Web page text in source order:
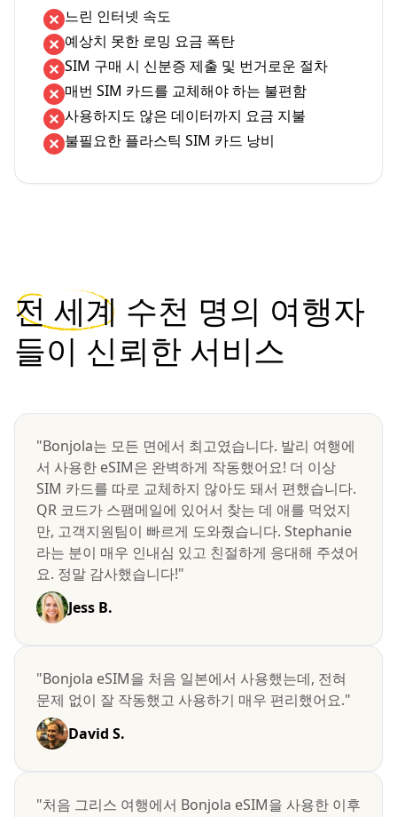
느린 인터넷 속도
예상치 못한 로밍 요금 폭탄
SIM 구매 시 신분증 제출 및 번거로운 절차
매번 SIM 카드를 교체해야 하는 불편함
사용하지도 않은 데이터까지 요금 지불
불필요한 플라스틱 SIM 카드 낭비
전 세계 수천 명의 여행자
들이 신뢰한 서비스
"Bonjola는 모든 면에서 최고였습니다. 발리 여행에
서 사용한 eSIM은 완벽하게 작동했어요! 더 이상
SIM 카드를 따로 교체하지 않아도 돼서 편했습니다.
QR 코드가 스팸메일에 있어서 찾는 데 애를 먹었지
만, 고객지원팀이 빠르게 도와줬습니다. Stephanie
라는 분이 매우 인내심 있고 친절하게 응대해 주셨어
요. 정말 감사했습니다!"
Jess B.
"Bonjola eSIM을 처음 일본에서 사용했는데, 전혀
문제 없이 잘 작동했고 사용하기 매우 편리했어요."
David S.
"처음 그리스 여행에서 Bonjola eSIM을 사용한 이후